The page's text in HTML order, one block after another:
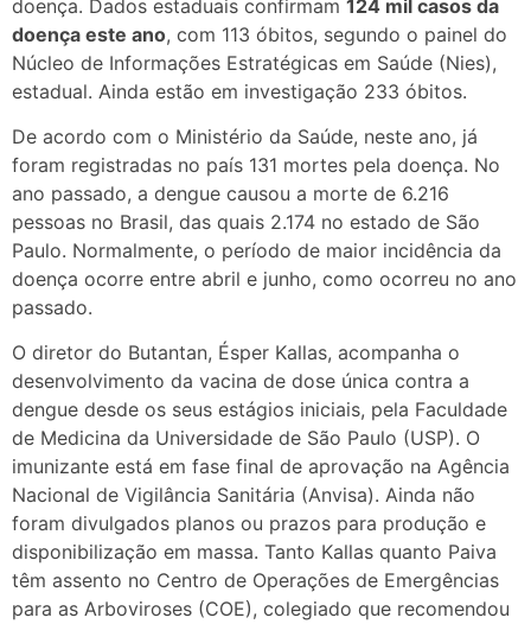
doença. Dados estaduais confirmam 124 mil casos da
doença este ano, com 113 óbitos, segundo o painel do
Núcleo de Informações Estratégicas em Saúde (Nies),
estadual. Ainda estão em investigação 233 óbitos.
De acordo com o Ministério da Saúde, neste ano, já
foram registradas no país 131 mortes pela doença. No
ano passado, a dengue causou a morte de 6.216
pessoas no Brasil, das quais 2.174 no estado de São
Paulo. Normalmente, o período de maior incidência da
doença ocorre entre abril e junho, como ocorreu no ano
passado.
O diretor do Butantan, Ésper Kallas, acompanha o
desenvolvimento da vacina de dose única contra a
dengue desde os seus estágios iniciais, pela Faculdade
de Medicina da Universidade de São Paulo (USP). O
imunizante está em fase final de aprovação na Agência
Nacional de Vigilância Sanitária (Anvisa). Ainda não
foram divulgados planos ou prazos para produção e
disponibilização em massa. Tanto Kallas quanto Paiva
têm assento no Centro de Operações de Emergências
para as Arboviroses (COE), colegiado que recomendou